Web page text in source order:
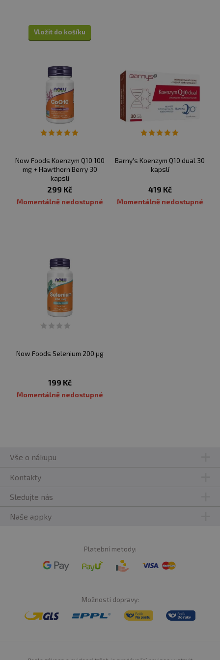
a použitím.
Vložit do košíku
Now Foods Koenzym Q10 100
mg + Hawthorn Berry 30
kapslí
299 Kč
Momentálně nedostupné
Barny's Koenzym Q10 dual 30
kapslí
419 Kč
Momentálně nedostupné
Now Foods Selenium 200 μg
199 Kč
Momentálně nedostupné
Vše o nákupu
Kontakty
Sledujte nás
Naše appky
Platební metody:
Možnosti dopravy: